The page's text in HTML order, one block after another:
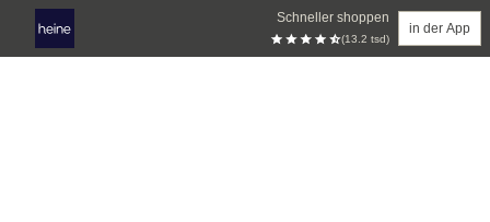
Schneller shoppen
(13.2 tsd)
in der App